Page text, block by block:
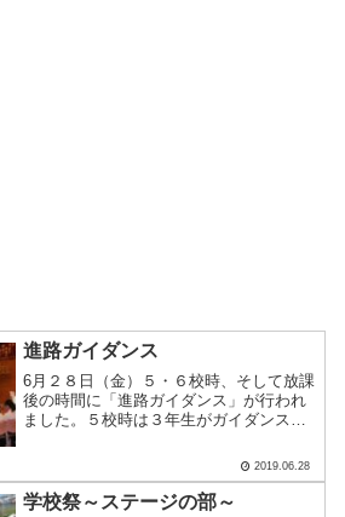
進路ガイダンス
6月２８日（金）５・６校時、そして放課
後の時間に「進路ガイダンス」が行われ
ました。５校時は３年生がガイダンスに
た。ＭＳＣの他ＡＬＣなど８会場に分か
れてお話を伺いました。ＭＳＣは、大学
ごと１６のブースに分か.....
2019.06.28
学校祭～ステージの部～